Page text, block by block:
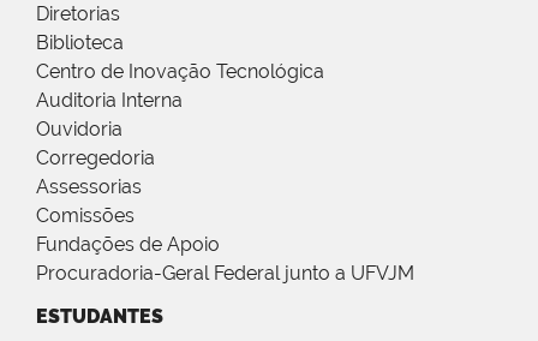
Diretorias
Biblioteca
Centro de Inovação Tecnológica
Auditoria Interna
Ouvidoria
Corregedoria
Assessorias
Comissões
Fundações de Apoio
Procuradoria-Geral Federal junto a UFVJM
ESTUDANTES